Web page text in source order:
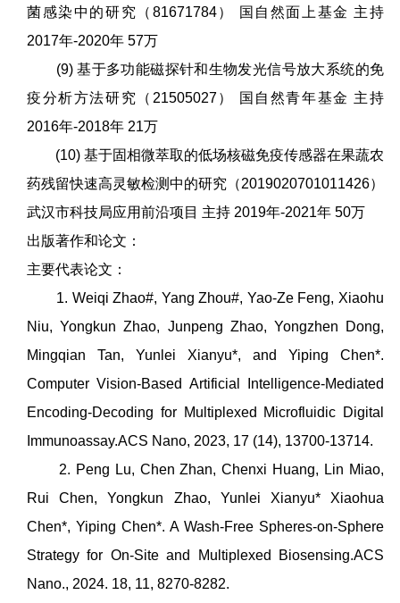
菌感染中的研究（81671784） 国自然面上基金 主持
2017年-2020年 57万
(9) 基于多功能磁探针和生物发光信号放大系统的免
疫分析方法研究（21505027） 国自然青年基金 主持
2016年-2018年 21万
(10) 基于固相微萃取的低场核磁免疫传感器在果蔬农
药残留快速高灵敏检测中的研究（2019020701011426）
武汉市科技局应用前沿项目 主持 2019年-2021年 50万
出版著作和论文：
主要代表论文：
1. Weiqi Zhao#, Yang Zhou#, Yao-Ze Feng, Xiaohu
Niu, Yongkun Zhao, Junpeng Zhao, Yongzhen Dong,
Mingqian Tan, Yunlei Xianyu*, and Yiping Chen*.
Computer Vision-Based Artificial Intelligence-Mediated
Encoding-Decoding for Multiplexed Microfluidic Digital
Immunoassay.ACS Nano, 2023, 17 (14), 13700-13714.
2. Peng Lu, Chen Zhan, Chenxi Huang, Lin Miao,
Rui Chen, Yongkun Zhao, Yunlei Xianyu* Xiaohua
Chen*, Yiping Chen*. A Wash-Free Spheres-on-Sphere
Strategy for On-Site and Multiplexed Biosensing.ACS
Nano., 2024. 18, 11, 8270-8282.